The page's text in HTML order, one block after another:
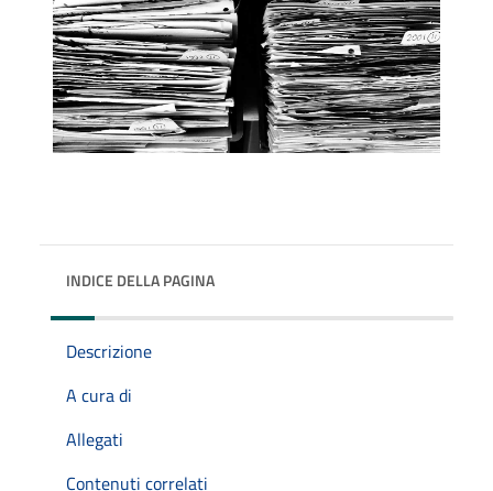
INDICE DELLA PAGINA
Descrizione
A cura di
Allegati
Contenuti correlati